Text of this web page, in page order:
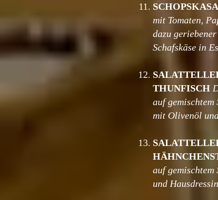
11.
12.
13.
mit Tomaten,
dazu geriebener
Schafskäse in
THUNFISCH
auf gemischtem
mit Olivenöl
auf
und